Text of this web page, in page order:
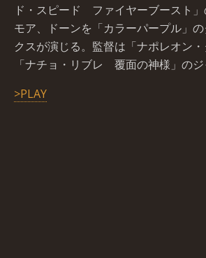
ド・スピード ファイヤーブースト
モア、ドーンを「カラーパープル」
クスが演じる。監督は「ナポレオン・
「ナチョ・リブレ 覆面の神様」のジ
>PLAY